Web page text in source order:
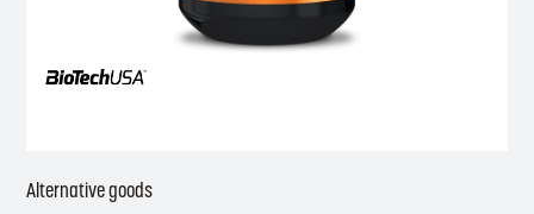
Alternative goods